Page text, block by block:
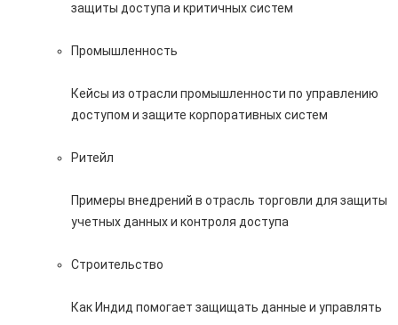
защиты доступа и критичных систем
Промышленность
Кейсы из отрасли промышленности по управлению
доступом и защите корпоративных систем
Ритейл
Примеры внедрений в отрасль торговли для защиты
учетных данных и контроля доступа
Строительство
Как Индид помогает защищать данные и управлять